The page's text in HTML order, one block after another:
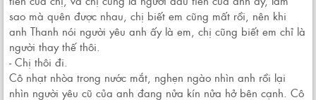
sao mà quên được nhau, chị biết em cũng mất rồi, nên khi
anh Thanh nói người yêu anh ấy là em, chị cũng biết em chỉ là
người thay thế thôi.
- Chị thôi đi.
Cô nhạt nhòa trong nước mắt, nghẹn ngào nhìn anh rồi lại
nhìn người yêu cũ của anh đang nửa kín nửa hở bên cạnh. Cô